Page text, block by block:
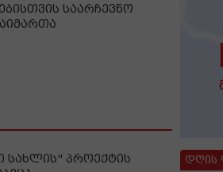
საარჩევნო
სახლის" პროექტის
დღის